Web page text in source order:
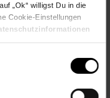
„Ok“ willigst Du in die
Cookie-Einstellungen
Weinwelt